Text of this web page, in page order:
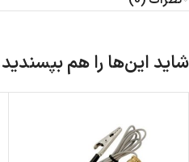
شاید این‌ها را هم